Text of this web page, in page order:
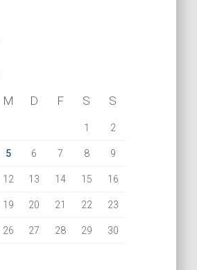
M D F S S
1 2
5 6 7 8 9
12 13 14 15 16
19 20 21 22 23
26 27 28 29 30